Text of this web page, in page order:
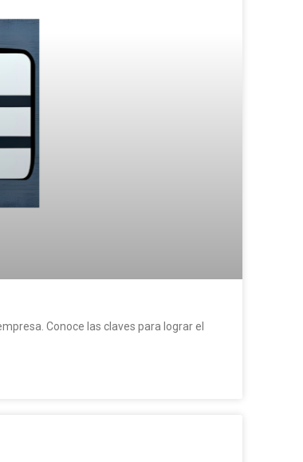
Conoce las claves para lograr el